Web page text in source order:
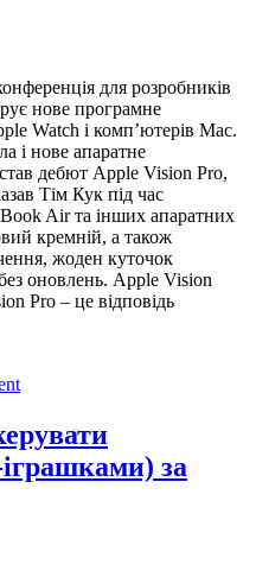
для розробників
нове програмне
Watch і комп’ютерів Mac.
і нове апаратне
дебют Apple Vision Pro,
Тім Кук під час
Air та інших апаратних
кремній, а також
жоден куточок
оновлень. Apple Vision
Pro – це відповідь
за